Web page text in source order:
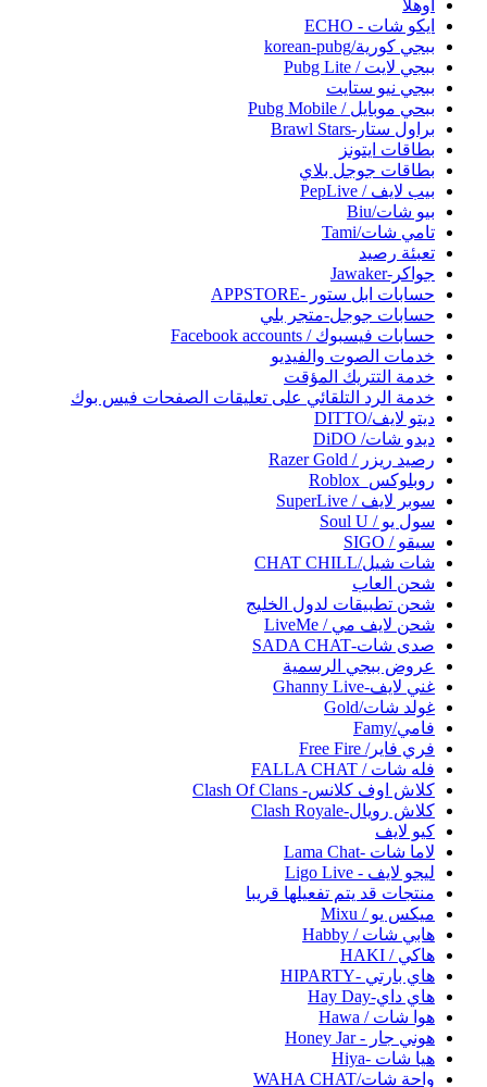
اوهلا
ايكو شات - ECHO
ببجي كورية/korean-pubg
ببجي لايت / Pubg Lite
ببجي نيو ستايت
ببحي موبايل / Pubg Mobile
براول ستار-Brawl Stars
بطاقات ايتونز
بطاقات جوجل بلاي
بيب لايف / PepLive
بيو شات/Biu
تامي شات/Tami
تعبئة رصيد
جواكر-Jawaker
حسابات ابل ستور -APPSTORE
حسابات جوجل-متجر بلي
حسابات فيسبوك / Facebook accounts
خدمات الصوت والفيديو
خدمة التتريك المؤقت
خدمة الرد التلقائي على تعليقات الصفحات فيس بوك
ديتو لايف/DITTO
ديدو شات/ DiDO
رصيد ريزر / Razer Gold
روبلوكس_Roblox
سوبر لايف / SuperLive
سول يو / Soul U
سيقو / SIGO
شات شيل/CHAT CHILL
شحن العاب
شحن تطبيقات لدول الخليج
شحن لايف مي / LiveMe
صدى شات-SADA CHAT
عروض ببجي الرسمية
غني لايف-Ghanny Live
غولد شات/Gold
فامي/Famy
فري فاير/ Free Fire
فله شات / FALLA CHAT
كلاش اوف كلانس- Clash Of Clans
كلاش رويال-Clash Royale
كيو لايف
لاما شات -Lama Chat
ليجو لايف - Ligo Live
منتجات قد يتم تفعيلها قريبا
ميكس يو / Mixu
هابي شات / Habby
هاكي / HAKI
هاي بارتي -HIPARTY
هاي داي-Hay Day
هوا شات / Hawa
هوني جار - Honey Jar
هيا شات -Hiya
واحة شات/WAHA CHAT